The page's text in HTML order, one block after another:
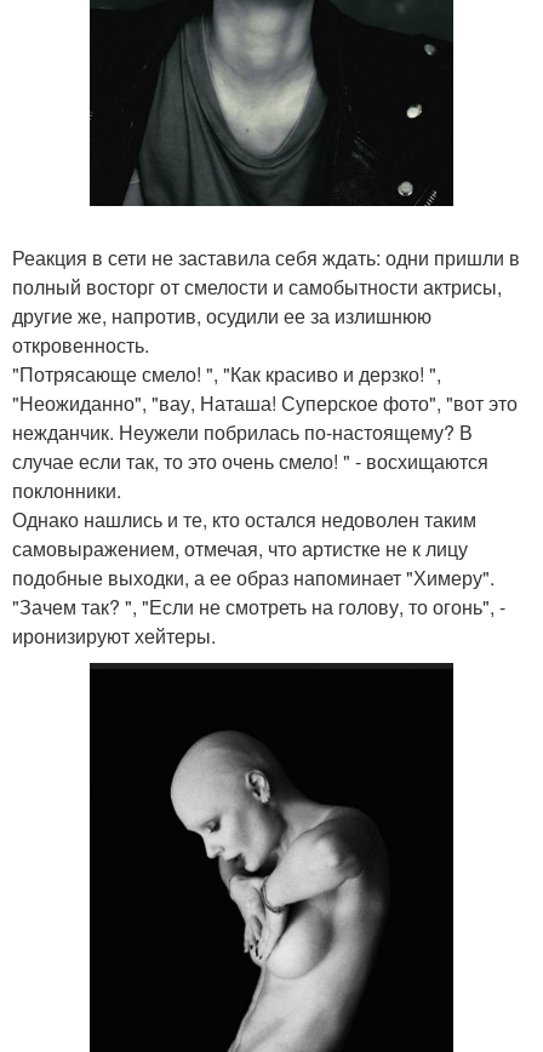
Реакция в сети не заставила себя ждать: одни пришли в
полный восторг от смелости и самобытности актрисы,
другие же, напротив, осудили ее за излишнюю
откровенность.
"Потрясающе смело! ", "Как красиво и дерзко! ",
"Неожиданно", "вау, Наташа! Суперское фото", "вот это
нежданчик. Неужели побрилась по-настоящему? В
случае если так, то это очень смело! " - восхищаются
поклонники.
Однако нашлись и те, кто остался недоволен таким
самовыражением, отмечая, что артистке не к лицу
подобные выходки, а ее образ напоминает "Химеру".
"Зачем так? ", "Если не смотреть на голову, то огонь", -
иронизируют хейтеры.